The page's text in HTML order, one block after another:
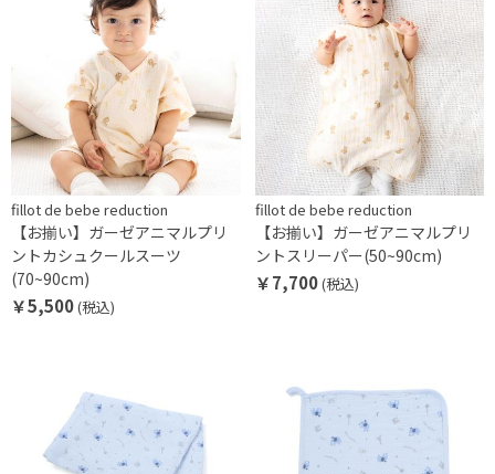
fillot de bebe reduction
【お揃い】ガーゼアニマルプリ
ントカシュクールスーツ
(70~90cm)
￥5,500(税込)
fillot de bebe reduction
【お揃い】ガーゼアニマルプリ
ントスリーパー(50~90cm)
￥7,700(税込)